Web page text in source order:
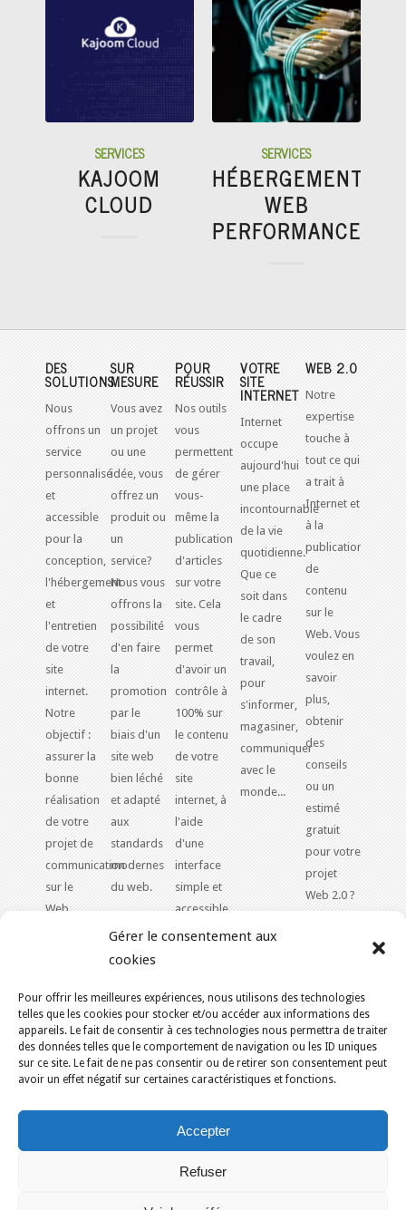
Gérer le consentement aux
cookies
Pour offrir les meilleures expériences, nous utilisons des technologies
telles que les cookies pour stocker et/ou accéder aux informations des
appareils. Le fait de consentir à ces technologies nous permettra de traiter
des données telles que le comportement de navigation ou les ID uniques
sur ce site. Le fait de ne pas consentir ou de retirer son consentement peut
avoir un effet négatif sur certaines caractéristiques et fonctions.
Accepter
Refuser
SERVICES
KAJOOM
CLOUD
SERVICES
HÉBERGEMENT
WEB
PERFORMANCE
DES
SOLUTIONS
Nous
offrons un
service
personnalisé
et
accessible
pour la
conception,
l'hébergement
et
l'entretien
de votre
site
internet.
Notre
objectif :
assurer la
bonne
réalisation
de votre
projet de
communication
sur le
Web.
SUR
MESURE
Vous avez
un projet
ou une
idée, vous
offrez un
produit ou
un
service?
Nous vous
offrons la
possibilité
d'en faire
la
promotion
par le
biais d'un
site web
bien léché
et adapté
aux
standards
modernes
du web.
POUR
RÉUSSIR
Nos outils
vous
permettent
de gérer
vous-
même la
publication
d'articles
sur votre
site. Cela
vous
permet
d'avoir un
contrôle à
100% sur
le contenu
de votre
site
internet, à
l'aide
d'une
interface
simple et
accessible.
VOTRE
SITE
INTERNET
Internet
occupe
aujourd'hui
une place
incontournable
de la vie
quotidienne.
Que ce
soit dans
le cadre
de son
travail,
pour
s'informer,
magasiner,
communiquer
avec le
monde...
WEB 2.0
Notre
expertise
touche à
tout ce qui
a trait à
Internet et
à la
publication
de
contenu
sur le
Web. Vous
voulez en
savoir
plus,
obtenir
des
conseils
ou un
estimé
gratuit
pour votre
projet
Web 2.0 ?
VOUS ÊTES ICI : ACCUEIL / SERVICE
PUBLICATION & MARKETING KAJOOM.CA- SERVICES INTERNET
Outils & Solutions
Conditions d’utilisation
Nous joindre
Politique de cookies (CA)
Trois-Rivières
Rimouski